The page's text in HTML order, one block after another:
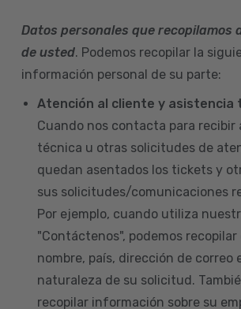
Datos personales que recopilamos
de usted. Podemos recopilar la
información personal de su parte:
Atención al cliente y asistencia
Cuando nos contacta para recibir
técnica u otras solicitudes de
quedan asentados los tickets y
sus solicitudes/comunicaciones
Por ejemplo, cuando utiliza
"Contáctenos", podemos
nombre, país, dirección de correo
naturaleza de su solicitud.
recopilar información sobre su